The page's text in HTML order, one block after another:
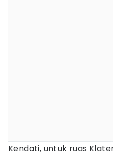
Kendati, untuk ruas